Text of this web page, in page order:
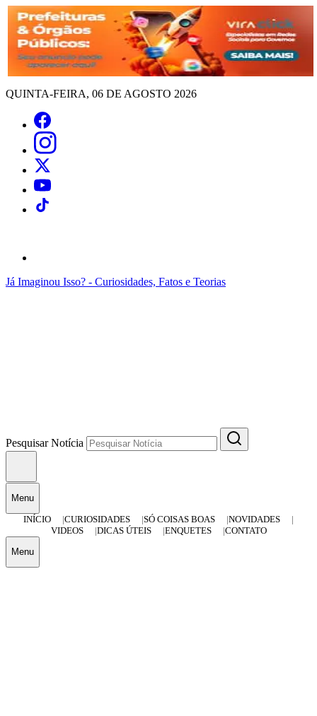
QUINTA-FEIRA, 06 DE AGOSTO 2026
Já Imaginou Isso? - Curiosidades, Fatos e Teorias
Pesquisar Notícia
Menu
INÍCIO
CURIOSIDADES SÓ COISAS BOAS
NOVIDADES
VIDEOS
DICAS ÚTEIS ENQUETES CONTATO
Menu